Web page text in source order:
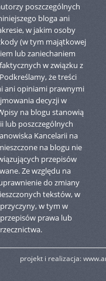
poszczególnych
bloga ani
w jakim osoby
(w tym majątkowej
lub zaniechaniem
w związku z
że treści
ani opiniami prawnymi
decyzji w
na blogu stanowią
lub poszczególnych
Kancelarii na
na blogu nie
przepisów
Ze względu na
do zmiany
tekstów, w
w tym w
prawa lub
projekt i realizacja: